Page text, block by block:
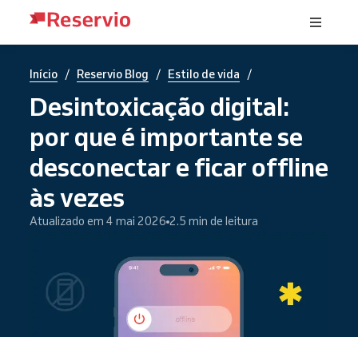
Início / Reservio Blog / Estilo de vida /
Desintoxicação digital:
por que é importante se
desconectar e ficar offline
às vezes
Atualizado em 4 mai 2026 2.5 min de leitura